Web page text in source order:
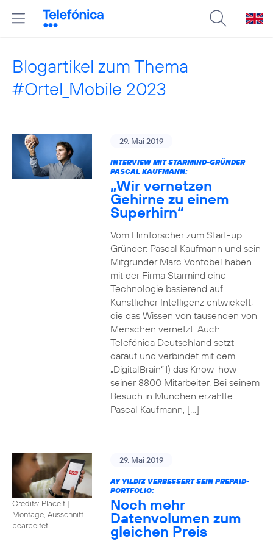
Blogartikel zum Thema
#Ortel_Mobile 2023
29. Mai 2019
INTERVIEW MIT STARMIND-GRÜNDER
PASCAL KAUFMANN:
„Wir vernetzen
Gehirne zu einem
Superhirn“
Vom Hirnforscher zum Start-up
Gründer: Pascal Kaufmann und sein
Mitgründer Marc Vontobel haben
mit der Firma Starmind eine
Technologie basierend auf
Künstlicher Intelligenz entwickelt,
die das Wissen von tausenden von
Menschen vernetzt. Auch
Telefónica Deutschland setzt
darauf und verbindet mit dem
„DigitalBrain“1) das Know-how
seiner 8800 Mitarbeiter. Bei seinem
Besuch in München erzählte
Pascal Kaufmann, […]
Credits: Placeit |
Montage, Ausschnitt
bearbeitet
29. Mai 2019
AY YILDIZ VERBESSERT SEIN PREPAID-
PORTFOLIO:
Noch mehr
Datenvolumen zum
gleichen Preis